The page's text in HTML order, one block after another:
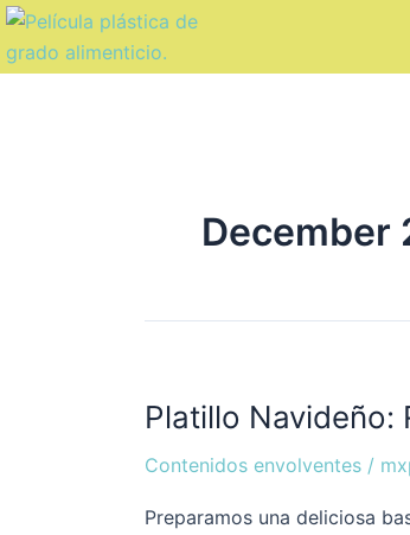
Skip
to
content
December
Platillo Navideño:
Contenidos envolventes /
Preparamos una deliciosa
Navideño:
de
Navidad